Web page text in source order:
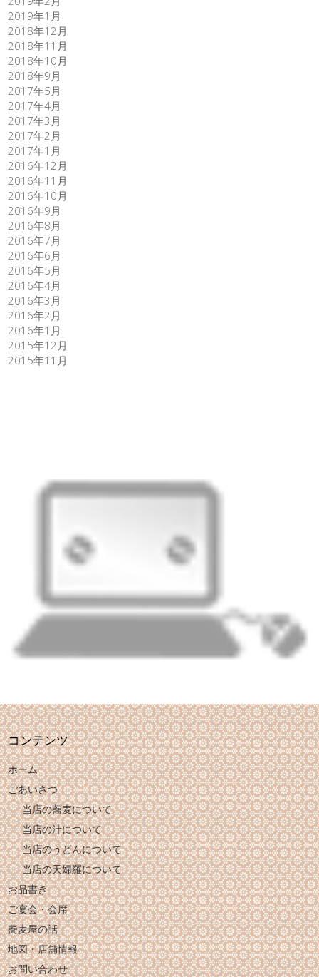
2019年1月
2018年12月
2018年11月
2018年10月
2018年9月
2017年5月
2017年4月
2017年3月
2017年2月
2017年1月
2016年12月
2016年11月
2016年10月
2016年9月
2016年8月
2016年7月
2016年6月
2016年5月
2016年4月
2016年3月
2016年2月
2016年1月
2015年12月
2015年11月
コンテンツ
ホーム
ごあいさつ
当店の蕎麦について
当店の汁について
当店のうどんについて
当店の天婦羅について
お品書き
ご宴会・会席
蕎麦屋の話
地図・店舗情報
お問い合わせ